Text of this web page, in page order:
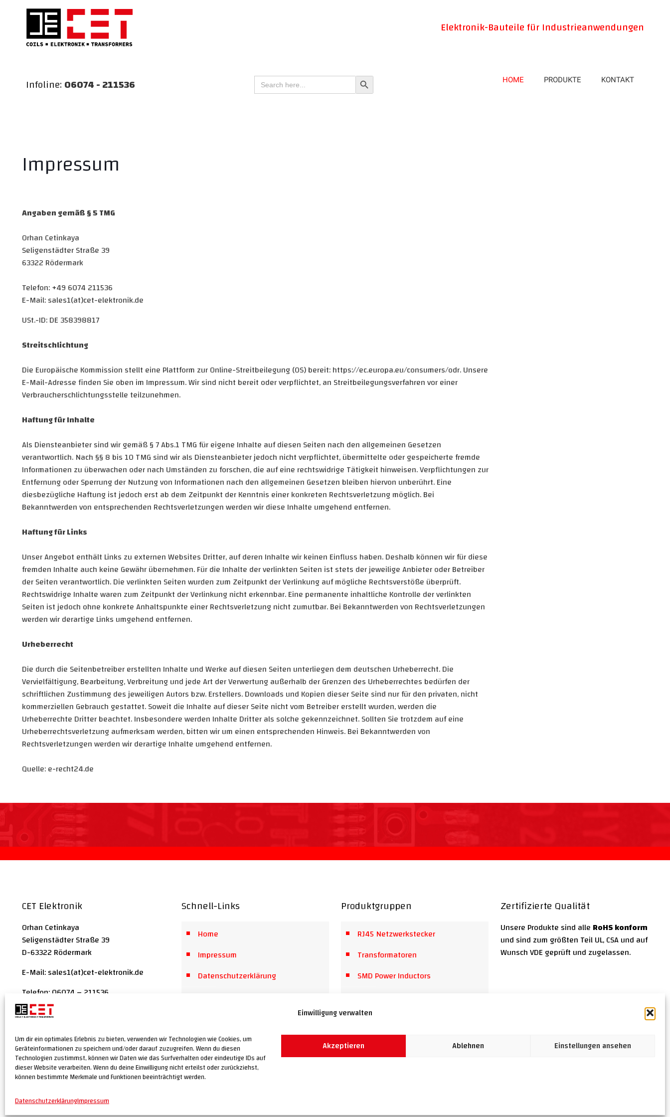
Einwilligung verwalten
Um dir ein optimales Erlebnis zu bieten, verwenden wir Technologien wie Cookies, um
Geräteinformationen zu speichern und/oder darauf zuzugreifen. Wenn du diesen
Technologien zustimmst, können wir Daten wie das Surfverhalten oder eindeutige IDs auf
dieser Website verarbeiten. Wenn du deine Einwilligung nicht erteilst oder zurückziehst,
können bestimmte Merkmale und Funktionen beeinträchtigt werden.
Akzeptieren Ablehnen Einstellungen ansehen
DatenschutzerklärungImpressum
Elektronik-Bauteile für Industrieanwendungen
Infoline:06074 - 211536 Search
for: Search Button HOME PRODUKTE KONTAKT
Impressum
Angaben gemäß § 5 TMG
Orhan Cetinkaya
Seligenstädter Straße 39
63322 Rödermark
Telefon: +49 6074 211536
E-Mail: sales1(at)cet-elektronik.de
USt.-ID: DE 358398817
Streitschlichtung
Die Europäische Kommission stellt eine Plattform zur Online-Streitbeilegung (OS) bereit: https://ec.europa.eu/consumers/odr. Unsere
E-Mail-Adresse finden Sie oben im Impressum. Wir sind nicht bereit oder verpflichtet, an Streitbeilegungsverfahren vor einer
Verbraucherschlichtungsstelle teilzunehmen.
Haftung für Inhalte
Als Diensteanbieter sind wir gemäß § 7 Abs.1 TMG für eigene Inhalte auf diesen Seiten nach den allgemeinen Gesetzen
verantwortlich. Nach §§ 8 bis 10 TMG sind wir als Diensteanbieter jedoch nicht verpflichtet, übermittelte oder gespeicherte fremde
Informationen zu überwachen oder nach Umständen zu forschen, die auf eine rechtswidrige Tätigkeit hinweisen. Verpflichtungen zur
Entfernung oder Sperrung der Nutzung von Informationen nach den allgemeinen Gesetzen bleiben hiervon unberührt. Eine
diesbezügliche Haftung ist jedoch erst ab dem Zeitpunkt der Kenntnis einer konkreten Rechtsverletzung möglich. Bei
Bekanntwerden von entsprechenden Rechtsverletzungen werden wir diese Inhalte umgehend entfernen.
Haftung für Links
Unser Angebot enthält Links zu externen Websites Dritter, auf deren Inhalte wir keinen Einfluss haben. Deshalb können wir für diese
fremden Inhalte auch keine Gewähr übernehmen. Für die Inhalte der verlinkten Seiten ist stets der jeweilige Anbieter oder Betreiber
der Seiten verantwortlich. Die verlinkten Seiten wurden zum Zeitpunkt der Verlinkung auf mögliche Rechtsverstöße überprüft.
Rechtswidrige Inhalte waren zum Zeitpunkt der Verlinkung nicht erkennbar. Eine permanente inhaltliche Kontrolle der verlinkten
Seiten ist jedoch ohne konkrete Anhaltspunkte einer Rechtsverletzung nicht zumutbar. Bei Bekanntwerden von Rechtsverletzungen
werden wir derartige Links umgehend entfernen.
Urheberrecht
Die durch die Seitenbetreiber erstellten Inhalte und Werke auf diesen Seiten unterliegen dem deutschen Urheberrecht. Die
Vervielfältigung, Bearbeitung, Verbreitung und jede Art der Verwertung außerhalb der Grenzen des Urheberrechtes bedürfen der
schriftlichen Zustimmung des jeweiligen Autors bzw. Erstellers. Downloads und Kopien dieser Seite sind nur für den privaten, nicht
kommerziellen Gebrauch gestattet. Soweit die Inhalte auf dieser Seite nicht vom Betreiber erstellt wurden, werden die
Urheberrechte Dritter beachtet. Insbesondere werden Inhalte Dritter als solche gekennzeichnet. Sollten Sie trotzdem auf eine
Urheberrechtsverletzung aufmerksam werden, bitten wir um einen entsprechenden Hinweis. Bei Bekanntwerden von
Rechtsverletzungen werden wir derartige Inhalte umgehend entfernen.
Quelle: e-recht24.de
CET Elektronik
Orhan Cetinkaya
Seligenstädter Straße 39
D-63322 Rödermark
E-Mail: sales1(at)cet-elektronik.de
Telefon: 06074 – 211536
Telefax: 06074 – 211535
Mobil: 0178 – 2087457
Schnell-Links
Home
Impressum
Datenschutzerklärung
Kontakt
Produktgruppen
RJ45 Netzwerkstecker
Transformatoren
SMD Power Inductors
High End Leuchtmittel
Zertifizierte Qualität
Unsere Produkte sind alle RoHS konform
und sind zum größten Teil UL, CSA und auf
Wunsch VDE geprüft und zugelassen.
© CET-ELEKTRONIK 2026